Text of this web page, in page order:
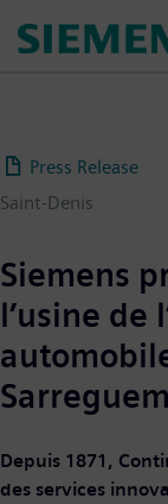
au
Press Release
Saint-Denis
Siemens
l’usine de
Depuis 1871,
des services